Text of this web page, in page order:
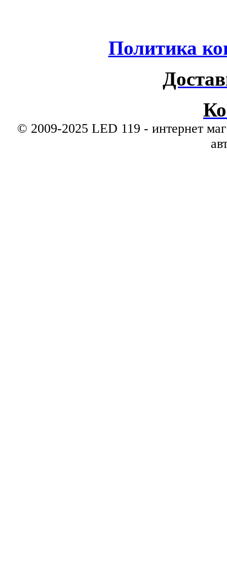
Политика
© 2009-2025 LED 119 - интернет